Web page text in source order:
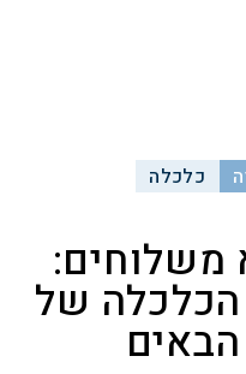
כלכלה
משלוחים:
הכלכלה של